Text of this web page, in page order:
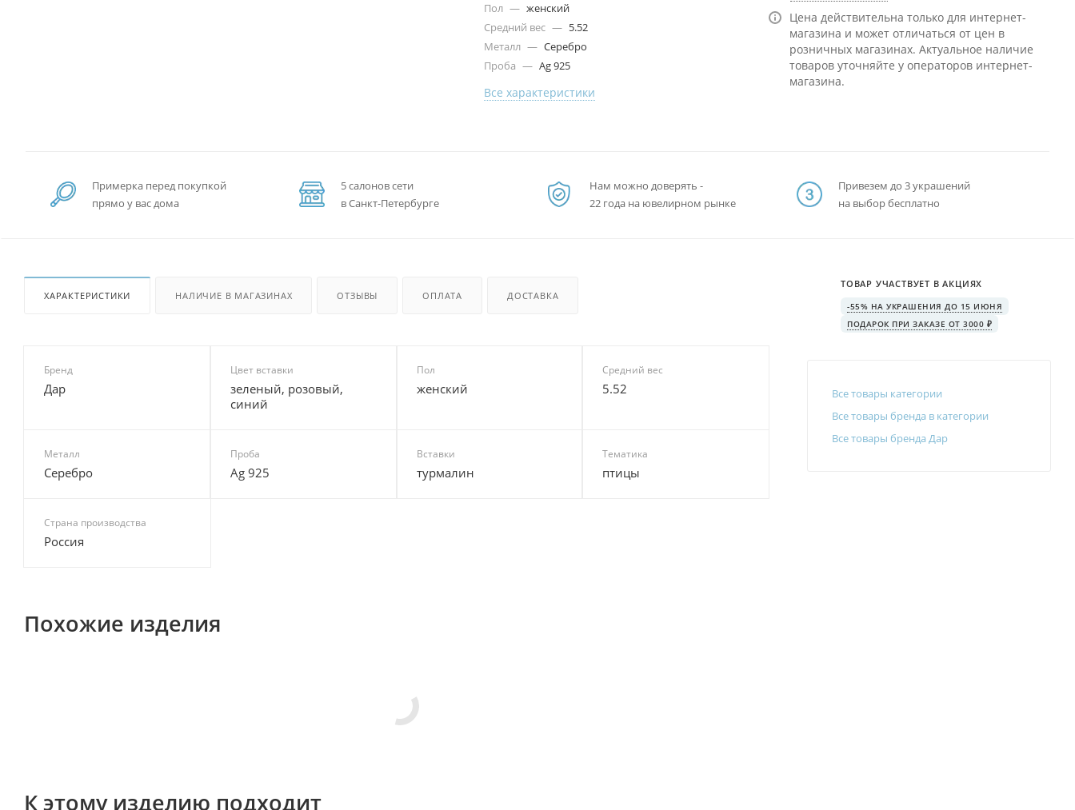
Пол — женский
Средний вес — 5.52
Металл — Серебро
Проба — Ag 925
Все характеристики
Цена действительна только для интернет-
магазина и может отличаться от цен в
розничных магазинах. Актуальное наличие
товаров уточняйте у операторов интернет-
магазина.
Примерка перед покупкой
прямо у вас дома
5 салонов сети
в Санкт-Петербурге
Нам можно доверять -
22 года на ювелирном рынке
Привезем до 3 украшений
на выбор бесплатно
ХАРАКТЕРИСТИКИ НАЛИЧИЕ В МАГАЗИНАХ ОТЗЫВЫ ОПЛАТА ДОСТАВКА
Бренд
Дар
Цвет вставки
зеленый, розовый,
синий
Пол
женский
Средний вес
5.52
Металл
Серебро
Проба
Ag 925
Вставки
турмалин
Тематика
птицы
Страна производства
Россия
Похожие изделия
К этому изделию подходит
ТОВАР УЧАСТВУЕТ В АКЦИЯХ
-55% НА УКРАШЕНИЯ ДО 15 ИЮНЯ
ПОДАРОК ПРИ ЗАКАЗЕ ОТ 3000 ₽
Все товары категории
Все товары бренда в категории
Все товары бренда Дар